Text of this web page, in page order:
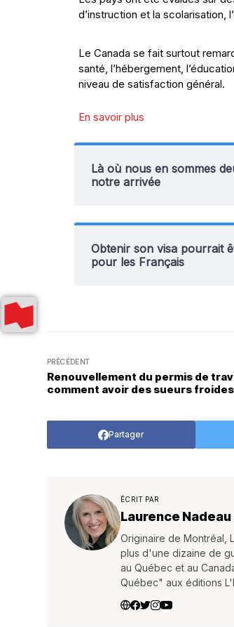
d’instruction et la scolarisation,
Le Canada se fait surtout
santé, l’hébergement,
niveau de satisfaction général.
En savoir plus
Là où nous en sommes
notre arrivée
Obtenir son visa pourrait
pour les Français
PRÉCÉDENT
Renouvellement du permis de
comment avoir des sueurs froides
Partager
ÉCRIT PAR
Laurence Nadeau
Originaire de Montréal,
plus d'une dizaine de
au Québec et au
Québec" aux éditions